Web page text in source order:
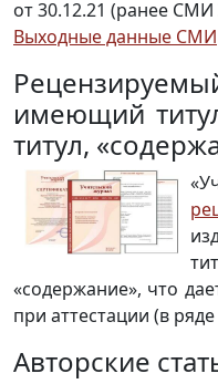
от 30.12.21 (ранее
Выходные данные СМИ
имеющий
титул,
«содержание», что
при аттестации (в
Авторские